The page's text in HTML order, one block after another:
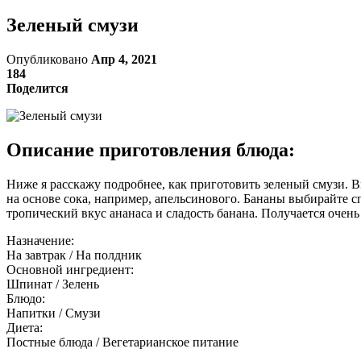
Зеленый смузи
Опубликовано Апр 4, 2021
184
Поделится
Описание приготовления блюда:
Ниже я расскажу подробнее, как приготовить зеленый смузи.
на основе сока, например, апельсинового. Бананы выбирайте
тропический вкус ананаса и сладость банана. Получается
Назначение:
На завтрак / На полдник
Основной ингредиент:
Шпинат / Зелень
Блюдо:
Напитки / Смузи
Диета:
Постные блюда / Вегетарианское питание